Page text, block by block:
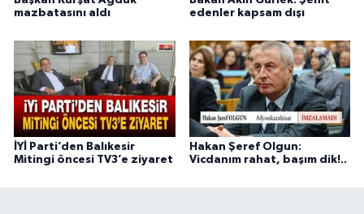
mazbatasını aldı
edenler kapsam dışı
İYİ Parti’den Balıkesir
Mitingi öncesi TV3’e ziyaret
Hakan Şeref Olgun:
Vicdanım rahat, başım dik!..